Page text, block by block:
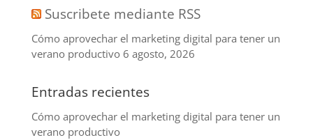
Suscribete mediante RSS
Cómo aprovechar el marketing digital para tener un
verano productivo 6 agosto, 2026
Entradas recientes
Cómo aprovechar el marketing digital para tener un
verano productivo